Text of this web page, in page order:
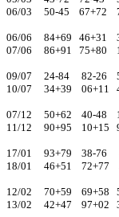
06/03 50-45 67+72
06/06 84+69 46+31
07/06 86+91 75+80
09/07 24-84 82-26
10/07 34+39 06+11
07/12 50+62 40-48
11/12 90+95 10+15
17/01 93+79 38-76
18/01 46+51 72+77
12/02 70+59 69+58
13/02 42+47 97+02